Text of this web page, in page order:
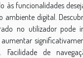
às funcionalidades
ambiente digital.
no utilizador pode
Facilidade de